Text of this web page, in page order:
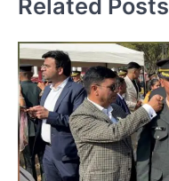
Related Posts